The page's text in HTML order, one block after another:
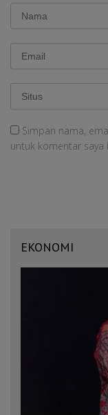
Simpan nama,
untuk komentar saya
EKONOMI